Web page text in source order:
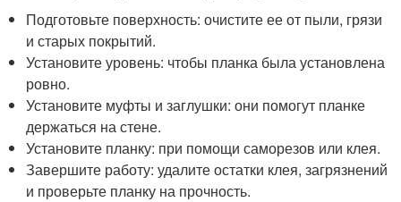
Подготовьте поверхность: очистите ее от пыли, грязи
и старых покрытий.
Установите уровень: чтобы планка была установлена
ровно.
Установите муфты и заглушки: они помогут планке
держаться на стене.
Установите планку: при помощи саморезов или клея.
Завершите работу: удалите остатки клея, загрязнений
и проверьте планку на прочность.